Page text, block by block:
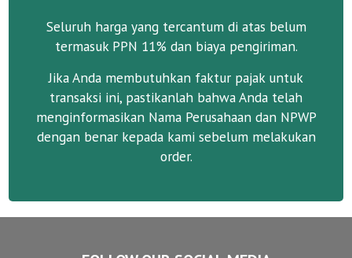
Seluruh harga yang tercantum di atas belum
termasuk PPN 11% dan biaya pengiriman.
Jika Anda membutuhkan faktur pajak untuk
transaksi ini, pastikanlah bahwa Anda telah
menginformasikan Nama Perusahaan dan NPWP
dengan benar kepada kami sebelum melakukan
order.